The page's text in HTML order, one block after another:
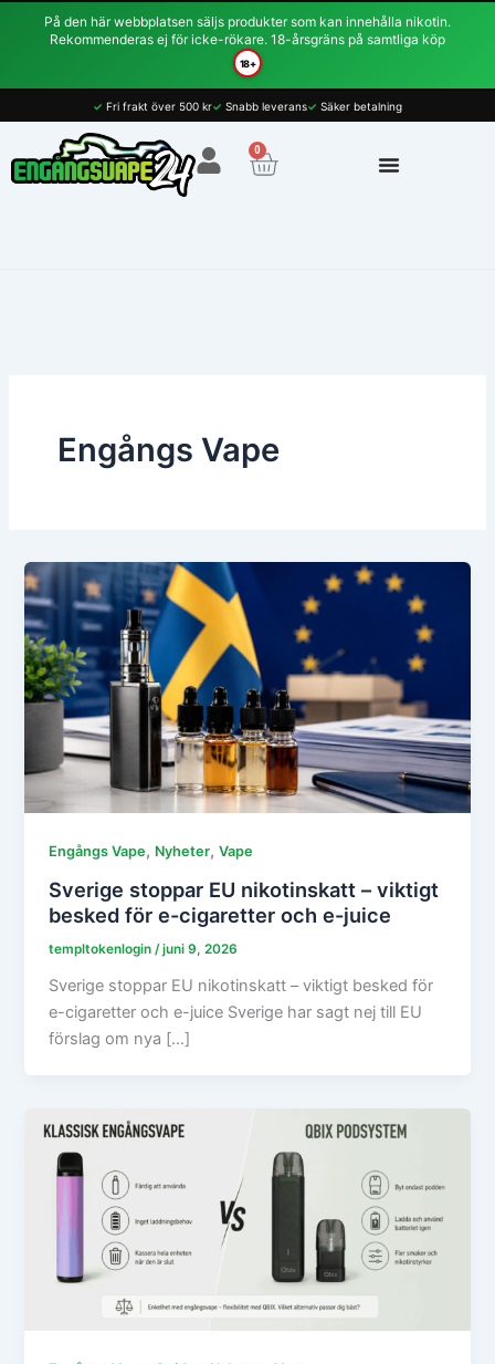
På den här webbplatsen säljs produkter som kan innehålla nikotin.
Rekommenderas ej för icke-rökare. 18-årsgräns på samtliga köp
18+
Hoppa
✓ Fri frakt över 500 kr✓ Snabb leverans✓ Säker betalning
0
Varukorg
Engångs Vape
Engångs Vape, Nyheter,Vape
Sverige stoppar EU nikotinskatt – viktigt
besked för e-cigaretter och e-juice
templtokenlogin /juni 9, 2026
Sverige stoppar EU nikotinskatt – viktigt besked för
e-cigaretter och e-juice Sverige har sagt nej till EU
förslag om nya […]